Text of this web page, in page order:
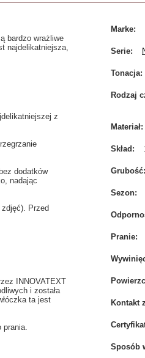
bardzo wrażliwe
najdelikatniejsza,
z
dodatków
nadając
Przed
INNOVATEXT
i została
ta jest
Marke
Serie
Tonacja
Rodzaj
Materiał
Skład
Grubość
Sezon
Pranie
Kontakt
Sposób